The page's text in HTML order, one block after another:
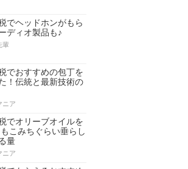
でヘッドホンがもら
ディオ製品も♪
輩
でおすすめの包丁を
！伝統と最新技術の
ニア
でオリーブオイルを
こみちぐらい垂らし
量
ニア